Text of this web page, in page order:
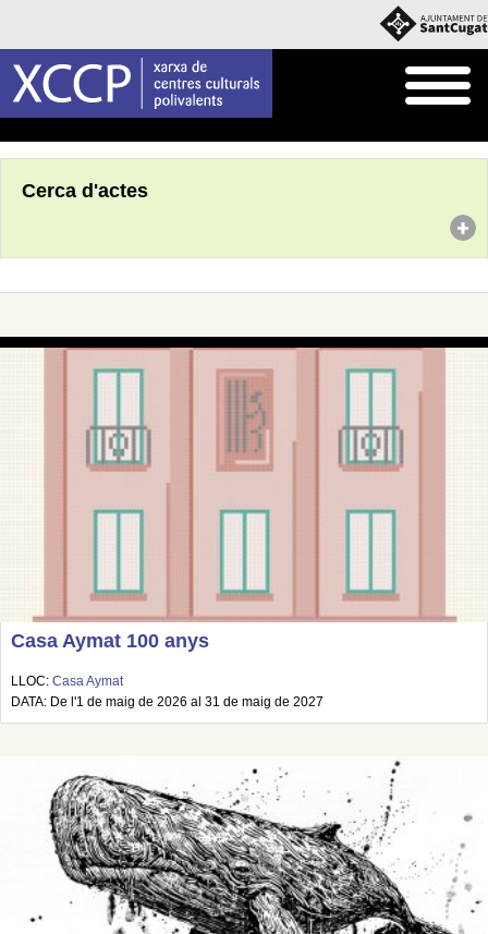
Cerca d'actes
Casa Aymat 100 anys
LLOC: Casa Aymat
DATA: De l'1 de maig de 2026 al 31 de maig de 2027